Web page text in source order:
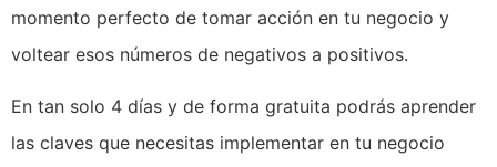
momento perfecto de tomar acción en tu negocio y
voltear esos números de negativos a positivos.
En tan solo 4 días y de forma gratuita podrás aprender
las claves que necesitas implementar en tu negocio